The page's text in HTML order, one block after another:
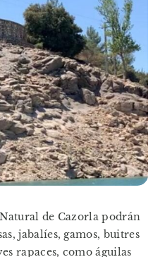
de Cazorla podrán
jabalíes, gamos, buitres
rapaces, como águilas